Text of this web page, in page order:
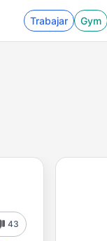
Trabajar Gym
43